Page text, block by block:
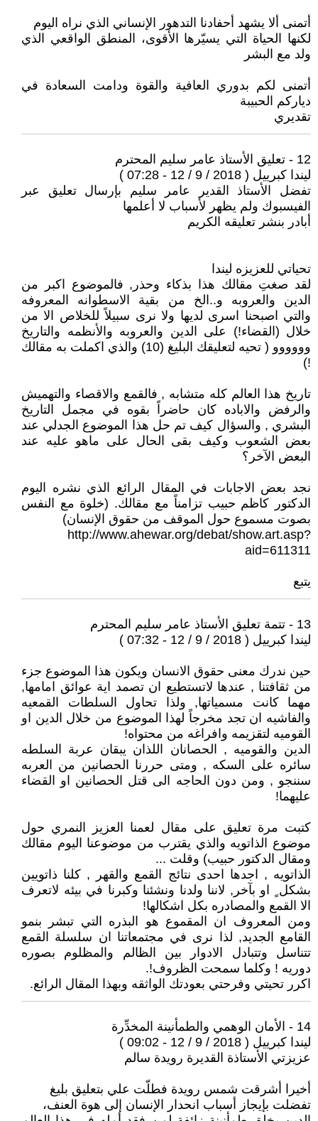
أتمنى ألا يشهد أحفادنا التدهور الإنساني الذي نراه اليوم
لكنها الحياة التي يسيّرها الأقوى، المنطق الواقعي الذي
ولد مع البشر
أتمنى لكم بدوري العافية والقوة ودامت السعادة في
دياركم الحبيبة
تقديري
12 - تعليق الأستاذ عامر سليم المحترم
ليندا كبرييل ( 2018 / 9 / 12 - 07:28 )
تفضل الأستاذ القدير عامر سليم بإرسال تعليق عبر
الفيسبوك ولم يظهر لأسباب لا أعلمها
أبادر بنشر تعليقه الكريم
تحياتي للعزيزه ليندا
لقد صغتِ مقالك هذا بذكاء وحذر, فالموضوع اكبر من
الدين والعروبه و..الخ من بقية الاسطوانه المعروفه
والتي اصبحنا اسرى لديها ولا نرى سبيلاً للخلاص الا من
خلال (القضاء!) على الدين والعروبه والأنظمه والتاريخ
وووووو ( تحيه لتعليقك البليغ (10) والذي اكملت به مقالك
!)
تاريخ هذا العالم كله متشابه , فالقمع والاقصاء والتهميش
والرفض والاباده كان حاضراً بقوه في مجمل التاريخ
البشري , والسؤال كيف تم حل هذا الموضوع الجدلي عند
بعض الشعوب وكيف بقى الحال على ماهو عليه عند
البعض الآخر؟
نجد بعض الاجابات في المقال الرائع الذي نشره اليوم
الدكتور كاظم حبيب تزامناً مع مقالك. (خلوة مع النفس
بصوت مسموع حول الموقف من حقوق الإنسان)
http://www.ahewar.org/debat/show.art.asp?
aid=611311
يتبع
13 - تتمة تعليق الأستاذ عامر سليم المحترم
ليندا كبرييل ( 2018 / 9 / 12 - 07:32 )
حين ندرك معنى حقوق الانسان ويكون هذا الموضوع جزء
من ثقافتنا , عندها لاتستطيع ان تصمد اية عوائق امامها,
مهما كانت مسمياتها, ولذا تحاول السلطات القمعيه
والفاشيه ان تجد مخرجاً لهذا الموضوع من خلال الدين او
القوميه لتقزيمه وافراغه من محتواه!
الدين والقوميه , الحصانان اللذان يبقان عربة السلطه
سائره على السكه , ومتى حررنا الحصانين من العربه
سننجو , ومن دون الحاجه الى قتل الحصانين او القضاء
عليهما!
كتبت مرة تعليق على مقال لعمنا العزيز النمري حول
موضوع الذاتويه والذي يقترب من موضوعنا اليوم مقالك
ومقال الدكتور حبيب) وقلت ...
الذاتويه , اجدها احدى نتائج القمع والقهر , كلنا ذاتويين
بشكل ٍ او بآخر, لاننا ولدنا ونشئنا وكبرنا في بيئه لاتعرف
الا القمع والمصادره بكل اشكالها!
ومن المعروف ان المقموع هو البذره التي تبشر بنمو
القامع الجديد, لذا نرى في مجتمعاتنا ان سلسلة القمع
تتناسل وتتبادل الادوار بين الظالم والمظلوم بصوره
دوريه ! وكلما سمحت الظروف!.
اكرر تحيتي وفرحتي بعودتك الواثقه وبهذا المقال الرائع.
14 - الأمان الوهمي والطمأنينة المخدِّرة
ليندا كبرييل ( 2018 / 9 / 12 - 09:02 )
عزيزتي الأستاذة القديرة رويدة سالم
أخيرا أشرقت شمس رويدة فطلّت علي بتعليق بليغ
تفضلت بإيجاز أسباب انحدار الإنسان إلى هوة العنف،